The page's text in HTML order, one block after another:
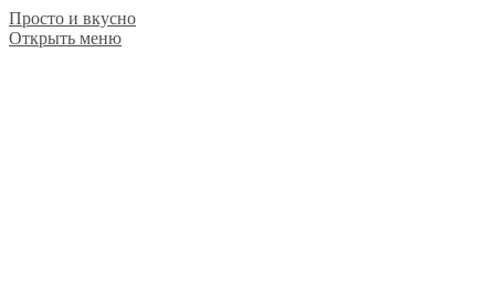
Просто и вкусно
Открыть меню